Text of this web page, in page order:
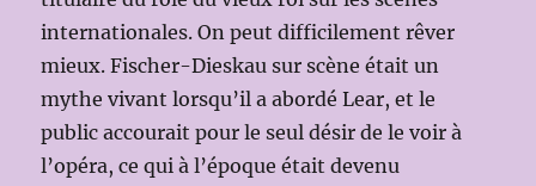
internationales. On peut difficilement rêver
mieux. Fischer-Dieskau sur scène était un
mythe vivant lorsqu’il a abordé Lear, et le
public accourait pour le seul désir de le voir à
l’opéra, ce qui à l’époque était devenu